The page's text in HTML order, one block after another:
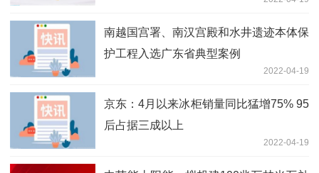
南越国宫署、南汉宫殿和水井遗迹本体保
护工程入选广东省典型案例
2022-04-19
京东：4月以来冰柜销量同比猛增75% 95
后占据三成以上
2022-04-19